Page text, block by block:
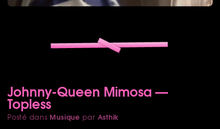
Johnny-Queen Mimosa —
Topless
Posté dans Musique par Asthik